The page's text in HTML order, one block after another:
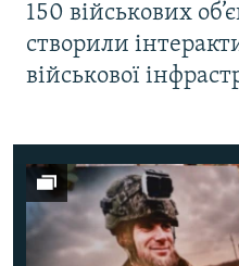
150 військових
створили
військової